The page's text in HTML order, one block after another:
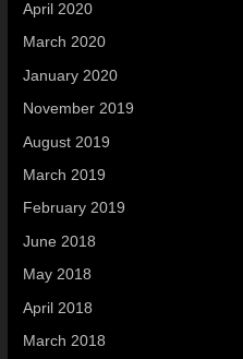
April 2020
March 2020
January 2020
November 2019
August 2019
March 2019
February 2019
June 2018
May 2018
April 2018
March 2018